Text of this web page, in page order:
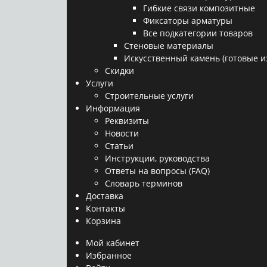
Гибкие связи композитные
Фиксаторы арматуры
Все подкатегории товаров
Стеновые материалы
Искусственный камень (готовые
Скидки
Услуги
Строительные услуги
Информация
Реквизиты
Новости
Статьи
Инструкции, руководства
Ответы на вопросы (FAQ)
Словарь терминов
Доставка
Контакты
Корзина
Мой кабинет
Избранное